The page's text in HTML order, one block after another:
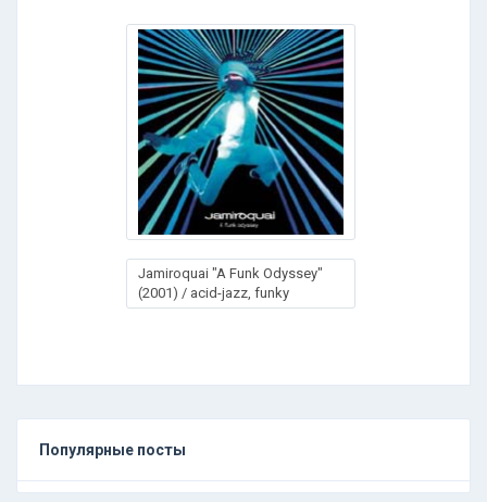
Jamiroquai "A Funk Odyssey"
(2001) / acid-jazz, funky
Популярные посты